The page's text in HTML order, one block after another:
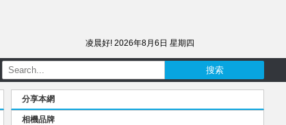
凌晨好! 2026年8月6日 星期四
分享本網
相機品牌